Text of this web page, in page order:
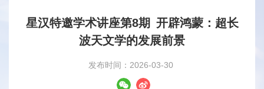
星汉特邀学术讲座第8期 开辟鸿蒙：超长
波天文学的发展前景
发布时间：2026-03-30